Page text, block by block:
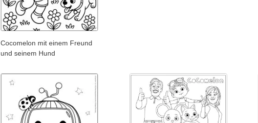
Cocomelon mit einem Freund
und seinem Hund